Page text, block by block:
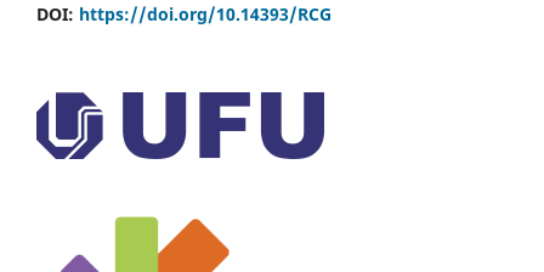
DOI: https://doi.org/10.14393/RCG